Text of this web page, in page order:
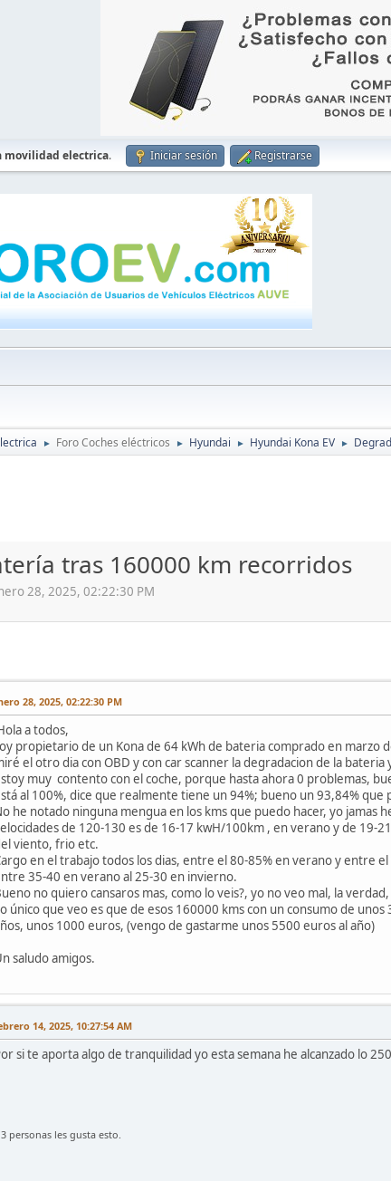
movilidad electrica. Iniciar sesión Registrarse
► Foro Coches eléctricos ► Hyundai ► Hyundai Kona EV ►
tras 160000 km recorridos
28, 2025, 02:22:30 PM
28, 2025, 02:22:30 PM
a todos,
propietario de un Kona de 64 kWh de bateria comprado en marzo
el otro dia con OBD y con car scanner la degradacion de la
muy contento con el coche, porque hasta ahora 0 problemas,
al 100%, dice que realmente tiene un 94%; bueno un 93,84%
he notado ninguna mengua en los kms que puedo hacer, yo jamas
de 120-130 es de 16-17 kwH/100km , en verano y de
viento, frio etc.
en el trabajo todos los dias, entre el 80-85% en verano y entre
35-40 en verano al 25-30 en invierno.
no quiero cansaros mas, como lo veis?, yo no veo mal, la
único que veo es que de esos 160000 kms con un consumo de
unos 1000 euros, (vengo de gastarme unos 5500 euros al año)
saludo amigos.
14, 2025, 10:27:54 AM
si te aporta algo de tranquilidad yo esta semana he alcanzado lo
personas les gusta esto.